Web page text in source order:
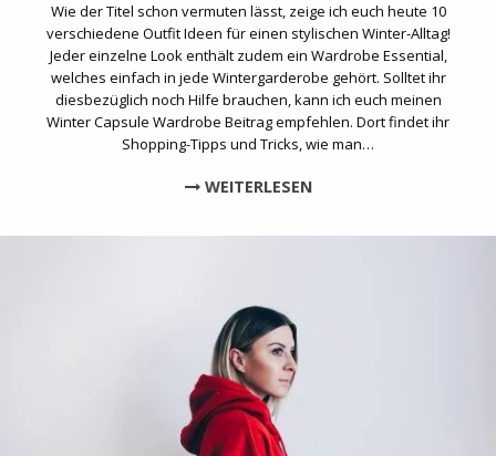
Wie der Titel schon vermuten lässt, zeige ich euch heute 10
verschiedene Outfit Ideen für einen stylischen Winter-Alltag!
Jeder einzelne Look enthält zudem ein Wardrobe Essential,
welches einfach in jede Wintergarderobe gehört. Solltet ihr
diesbezüglich noch Hilfe brauchen, kann ich euch meinen
Winter Capsule Wardrobe Beitrag empfehlen. Dort findet ihr
Shopping-Tipps und Tricks, wie man…
WEITERLESEN